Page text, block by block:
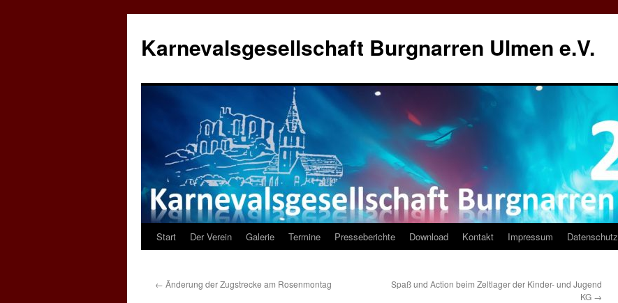
Karnevalsgesellschaft Burgnarren Ulmen e.V.
Zum
springen
Start Der Verein Galerie Termine Presseberichte Download Kontakt Impressum Datenschutz
← Änderung der Zugstrecke am Rosenmontag
Spaß und Action beim Zeltlager der Kinder- und Jugend
KG →